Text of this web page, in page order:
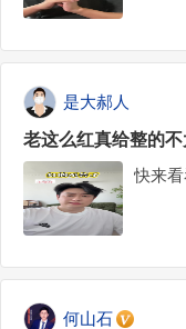
是大郝人
老这么红真给整的不
快来
何山石